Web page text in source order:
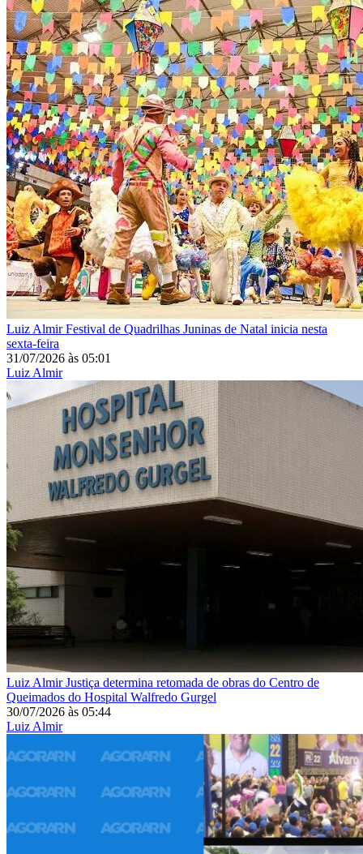
Luiz AlmirFestival de Quadrilhas Juninas de Natal inicia nesta
sexta-feira
31/07/2026 às 05:01
Luiz Almir
Luiz AlmirJustiça determina retomada de obras do Centro de
Queimados do Hospital Walfredo Gurgel
30/07/2026 às 05:44
Luiz Almir